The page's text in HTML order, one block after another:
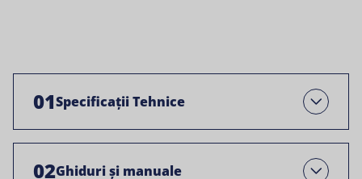
01Specificații Tehnice Deschis
02Ghiduri și manuale Open